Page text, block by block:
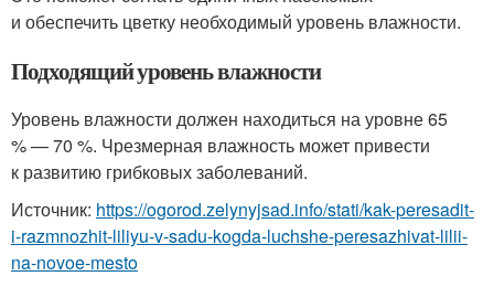
и обеспечить цветку необходимый уровень влажности.
Подходящий уровень влажности
Уровень влажности должен находиться на уровне 65
% — 70 %. Чрезмерная влажность может привести
к развитию грибковых заболеваний.
Источник: https://ogorod.zelynyjsad.info/stati/kak-peresadit-
i-razmnozhit-liliyu-v-sadu-kogda-luchshe-peresazhivat-lilii-
na-novoe-mesto